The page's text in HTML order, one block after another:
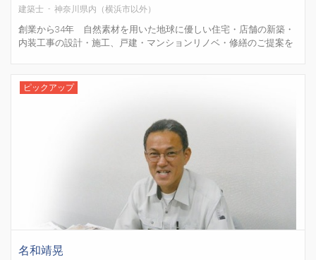
建築士 - 神奈川県内（横浜市以外）
創業から34年 自然素材を用いた地球に優しい住宅・店舗の新築・
内装工事の設計・施工、戸建・マンションリノベ・修繕のご提案を
ピックアップ
名和靖晃